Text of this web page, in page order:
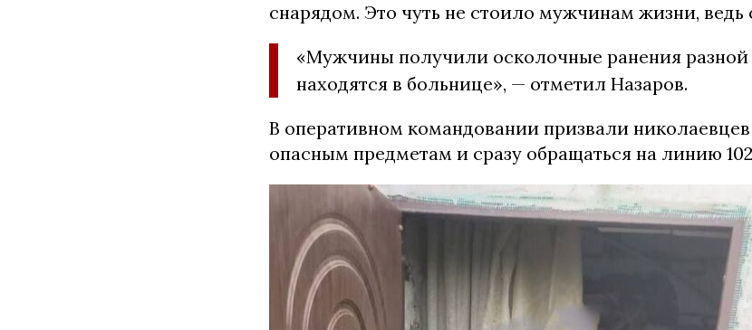
снарядом. Это чуть не стоило мужчинам жизни, ведь
«Мужчины получили осколочные ранения разной
находятся в больнице», — отметил Назаров.
В оперативном командовании призвали
опасным предметам и сразу обращаться на линию